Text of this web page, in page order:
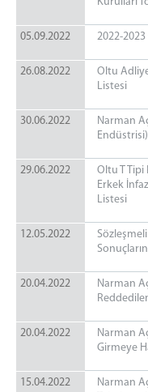
05.09.2022 2022-2023
26.08.2022
Oltu
Listesi
30.06.2022
Narman
29.06.2022
Oltu T Tipi
Erkek
Listesi
12.05.2022
20.04.2022
Narman
20.04.2022
Narman
Girmeye
15.04.2022
Narman